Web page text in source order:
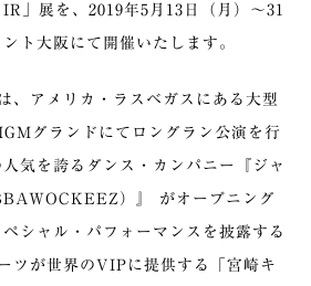
」展を、2019年5月13日（月）～31
ト大阪にて開催いたします。
、アメリカ・ラスベガスにある大型
グランドにてロングラン公演を行
気を誇るダンス・カンパニー『ジャ
）』 がオープニング
シャル・パフォーマンスを披露する
ツが世界のVIPに提供する「宮崎キ